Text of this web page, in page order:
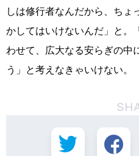
しは修行者なんだから、ちょ
かしてはいけないんだ」と。
わせて、広大なる安らぎの中
う」と考えなきゃいけない。